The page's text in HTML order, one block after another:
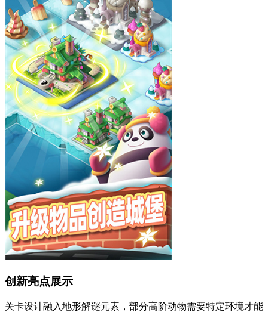
创新亮点展示
关卡设计融入地形解谜元素，部分高阶动物需要特定环境才能